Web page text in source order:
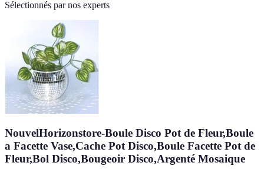
Sélectionnés par nos experts
NouvelHorizonstore-Boule Disco Pot de Fleur,Boule
a Facette Vase,Cache Pot Disco,Boule Facette Pot de
Fleur,Bol Disco,Bougeoir Disco,Argenté Mosaique